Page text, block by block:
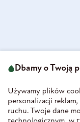
58-160 Świebodzice
REGON 890213034
INFORMACJE
Dbamy o Twoją
Używamy plików
personalizacji
ruchu. Twoje dane